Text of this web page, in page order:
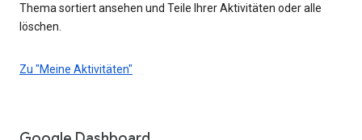
Thema sortiert ansehen und Teile Ihrer Aktivitäten oder alle
löschen.
Zu "Meine Aktivitäten"